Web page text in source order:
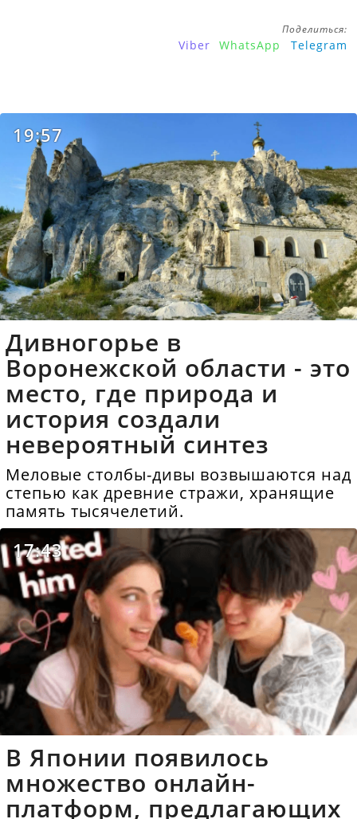
Поделиться:
Viber WhatsApp Telegram
19:57
Дивногорье в
Воронежской области - это
место, где природа и
история создали
невероятный синтез
Меловые столбы-дивы возвышаются над
степью как древние стражи, хранящие
память тысячелетий.
17:43
В Японии появилось
множество онлайн-
платформ, предлагающих